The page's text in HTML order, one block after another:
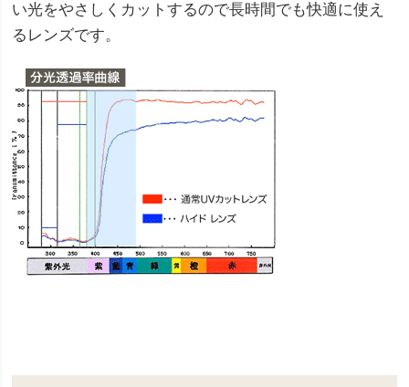
い光をやさしくカットするので長時間でも快適に使え
るレンズです。